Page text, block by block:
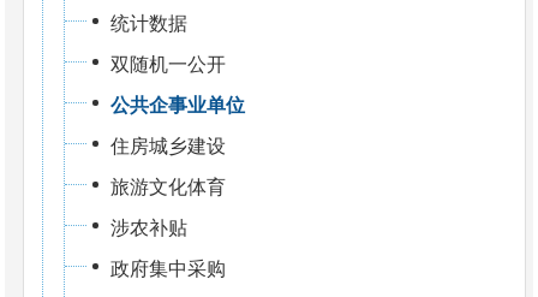
统计数据
双随机一公开
公共企事业单位
住房城乡建设
旅游文化体育
涉农补贴
政府集中采购